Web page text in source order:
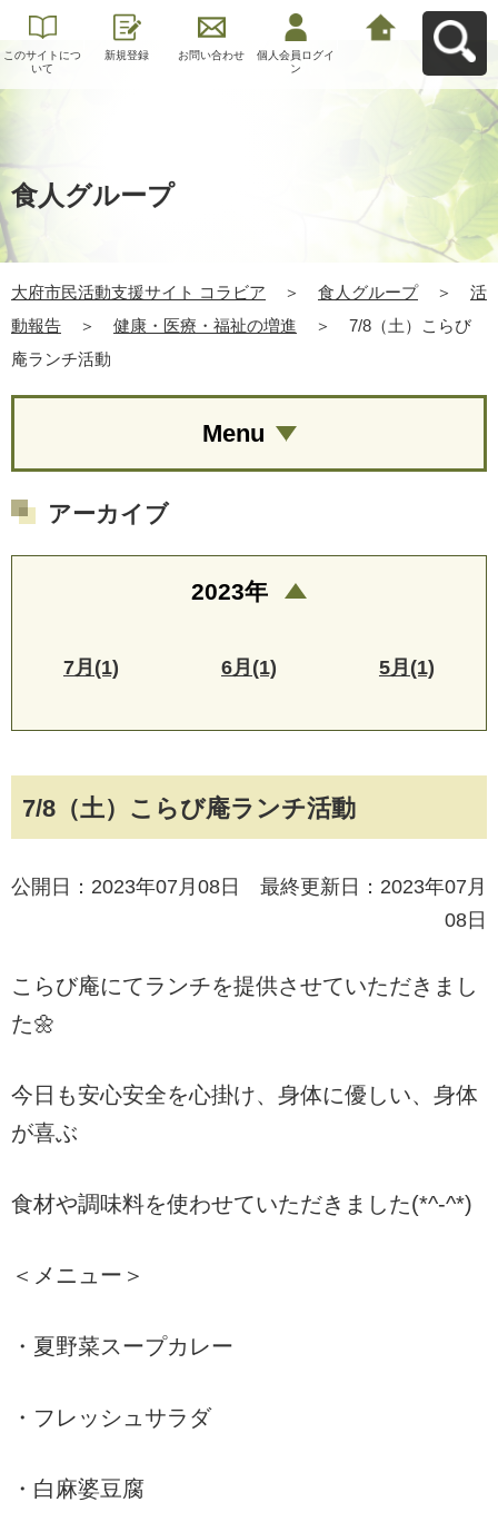
このサイトにつ
いて
新規登録 お問い合わせ
個人会員ログイ
ン
食人グループ
大府市民活動支援サイト コラビア ＞ 食人グループ ＞
活
動報告
＞ 健康・医療・福祉の増進 ＞
7/8（土）こらび
庵ランチ活動
7/8（土）こらび庵ランチ活動
公開日：2023年07月08日 最終更新日：2023年07月
08日
こらび庵にてランチを提供させていただきまし
た🌼
今日も安心安全を心掛け、身体に優しい、身体
が喜ぶ
食材や調味料を使わせていただきました(*^-^*)
＜メニュー＞
・夏野菜スープカレー
・フレッシュサラダ
・白麻婆豆腐
Menu
アーカイブ
2023年
7月(1) 6月(1) 5月(1)